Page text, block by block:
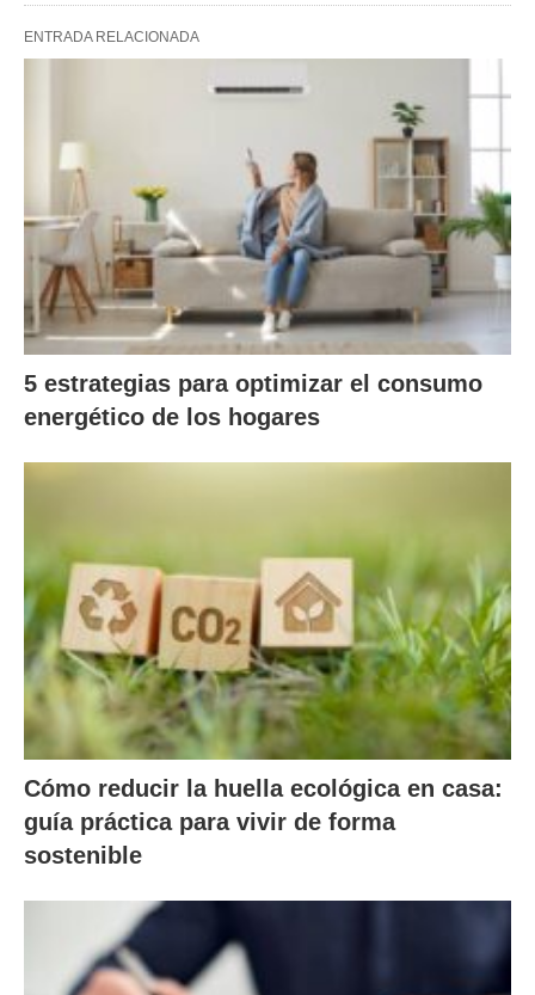
ENTRADA RELACIONADA
5 estrategias para optimizar el consumo
energético de los hogares
Cómo reducir la huella ecológica en casa:
guía práctica para vivir de forma
sostenible